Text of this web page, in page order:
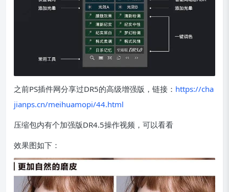
之前PS插件网分享过DR5的高级增强版，链接： https://cha
jianps.cn/meihuamopi/44.html
压缩包内有个加强版DR4.5操作视频，可以看看
效果图如下：